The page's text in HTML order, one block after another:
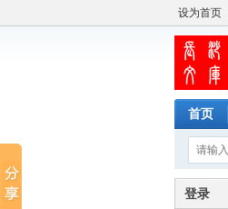
设为首页
首页
登录